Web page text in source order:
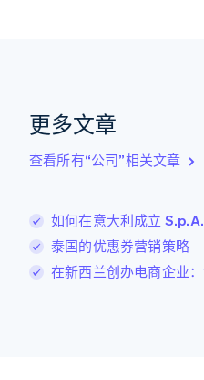
更多文章
查看所有“公司”相关文章
如何在意大利成立
泰国的优惠券营销策略
在新西兰创办电商企业
English
English
卢森堡
罗马尼亚
English